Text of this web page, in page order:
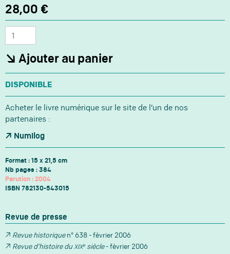
Prix
promo
28,00 €
Quantité
Ajouter au panier
Disponibilité :
DISPONIBLE
Acheter le livre numérique sur le site de l’un de nos
partenaires :
Numilog
Format : 15 x 21,5 cm
Nb pages : 384
Parution : 2004
ISBN 782130-543015
Revue de presse
Revue historiquen° 638 - février 2006
Revue d’histoire duXIXe siècle- février 2006